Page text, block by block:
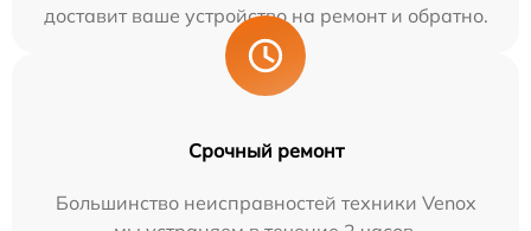
доставит ваше устройство на ремонт и обратно.
Срочный ремонт
Большинство неисправностей техники Venox